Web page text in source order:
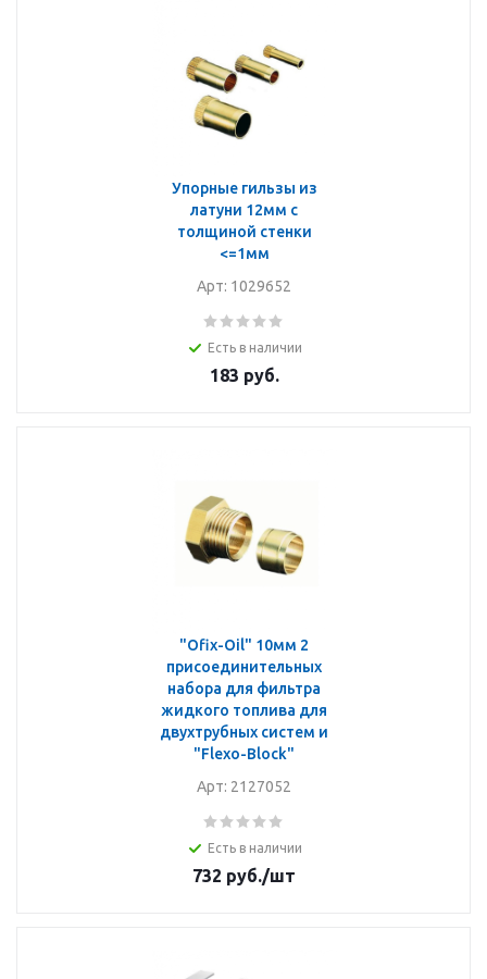
Упорные гильзы из
латуни 12мм с
толщиной стенки
<=1мм
Арт: 1029652
Есть в наличии
183 руб.
"Ofix-Oil" 10мм 2
присоединительных
набора для фильтра
жидкого топлива для
двухтрубных систем и
"Flexo-Block"
Арт: 2127052
Есть в наличии
732 руб./шт